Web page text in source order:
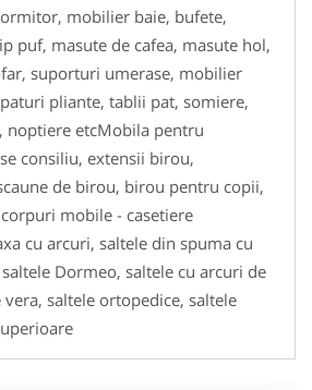
mobilier baie, bufete,
puf, masute de cafea, masute hol,
suporturi umerase, mobilier
pliante, tablii pat, somiere,
noptiere etcMobila pentru
consiliu, extensii birou,
de birou, birou pentru copii,
mobile - casetiere
cu arcuri, saltele din spuma cu
Dormeo, saltele cu arcuri de
saltele ortopedice, saltele